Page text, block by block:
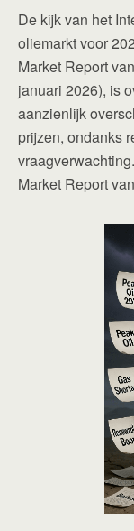
De kijk van het
oliemarkt voor
Market Report
januari 2026), is
aanzienlijk
prijzen, ondanks
Market Report